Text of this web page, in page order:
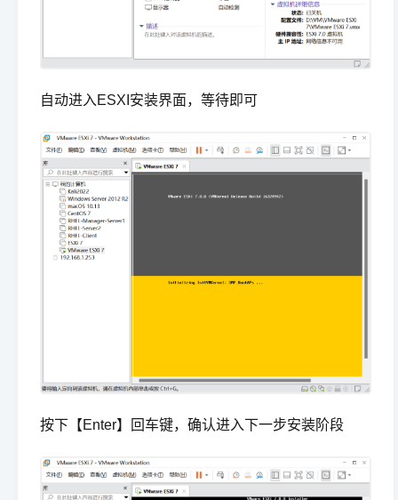
自动进入ESXI安装界面，等待即可
按下【Enter】回车键，确认进入下一步安装阶段